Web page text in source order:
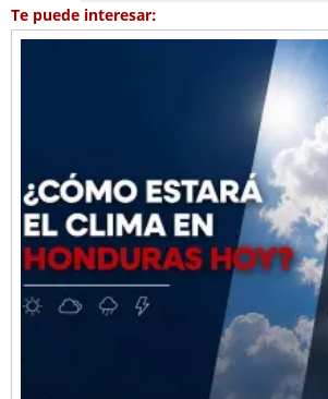
Te puede interesar: